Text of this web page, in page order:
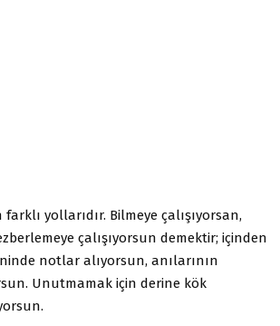
yollarıdır. Bilmeye çalışıyorsan,
çalışıyorsun demektir; içinden
notlar alıyorsun, anılarının
Unutmamak için derine kök